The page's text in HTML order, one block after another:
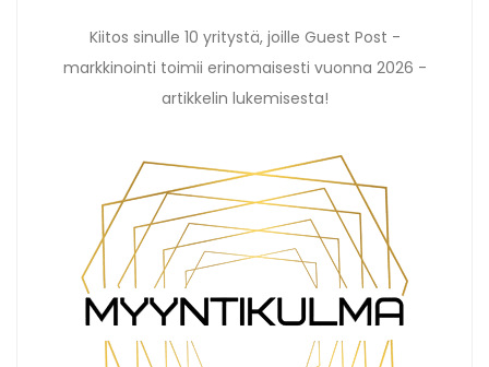
Kiitos sinulle 10 yritystä, joille Guest Post -
markkinointi toimii erinomaisesti vuonna 2026 -
artikkelin lukemisesta!